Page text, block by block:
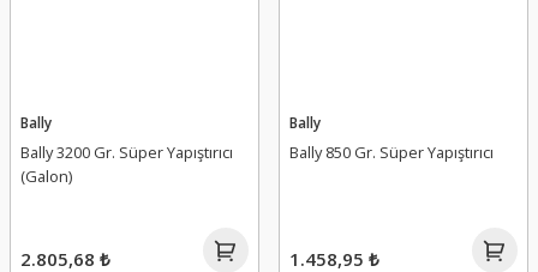
Bally
Bally 3200 Gr. Süper Yapıştırıcı
(Galon)
2.805,68 ₺
Bally
Bally 850 Gr. Süper Yapıştırıcı
1.458,95 ₺